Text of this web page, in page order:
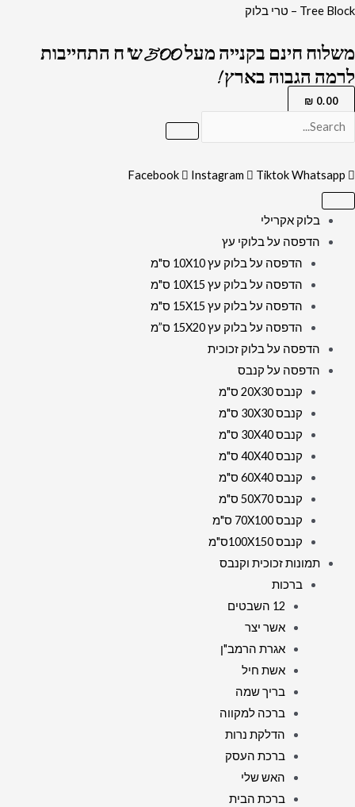
דילוג
Tree Block – טרי בלוק
משלוח חינם בקנייה מעל 500 ש"ח התחייבות
לרמה הגבוה בארץ !
0.00
₪
Facebook Instagram TiktokWhatsapp
בלוק אקרילי
הדפסה על בלוקי עץ
הדפסה על בלוק עץ 10X10 ס"מ
הדפסה על בלוק עץ 10X15 ס"מ
הדפסה על בלוק עץ 15X15 ס"מ
הדפסה על בלוק עץ 15X20 ס”מ
הדפסה על בלוק זכוכית
הדפסה על קנבס
קנבס 20X30 ס"מ
קנבס 30X30 ס"מ
קנבס 30X40 ס"מ
קנבס 40X40 ס"מ
קנבס 60X40 ס"מ
קנבס 50X70 ס"מ
קנבס 70X100 ס"מ
קנבס 100X150ס"מ
תמונות זכוכית וקנבס
ברכות
12 השבטים
אשר יצר
אגרת הרמב"ן
אשת חיל
בריך שמה
ברכה למקווה
הדלקת נרות
ברכת העסק
האש שלי
ברכת הבית